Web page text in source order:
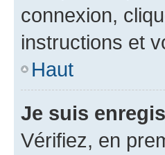
connexion,
instructions et
Haut
Je suis
Vérifiez, en